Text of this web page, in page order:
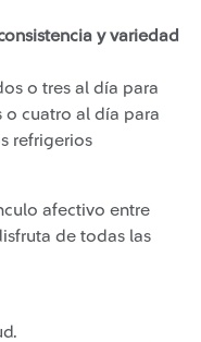
y variedad
o tres al día para
o cuatro al día para
refrigerios
afectivo entre
de todas las